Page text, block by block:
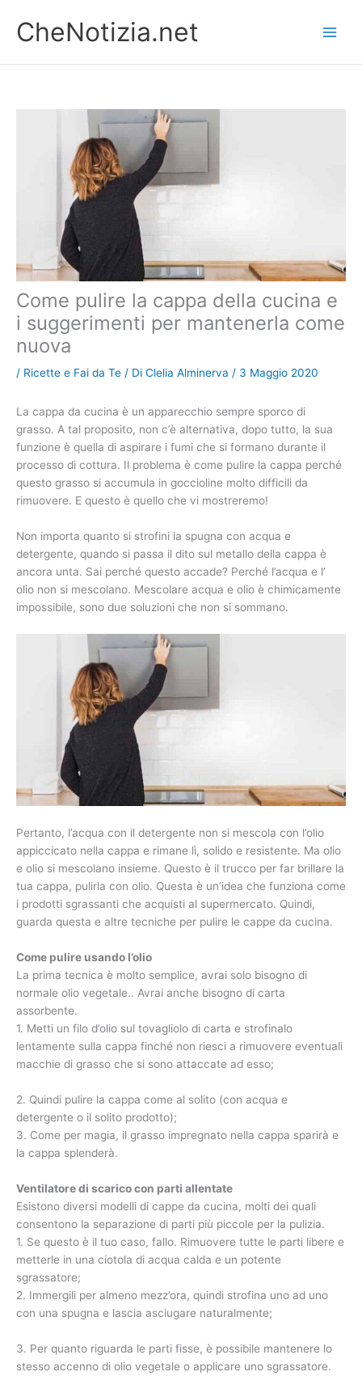
contenuto
CheNotizia.net
Come pulire la cappa della cucina e
i suggerimenti per mantenerla come
nuova
/ Ricette e Fai da Te / Di Clelia Alminerva / 3 Maggio 2020
La cappa da cucina è un apparecchio sempre sporco di
grasso. A tal proposito, non c’è alternativa, dopo tutto, la sua
funzione è quella di aspirare i fumi che si formano durante il
processo di cottura. Il problema è come pulire la cappa perché
questo grasso si accumula in goccioline molto difficili da
rimuovere. E questo è quello che vi mostreremo!
Non importa quanto si strofini la spugna con acqua e
detergente, quando si passa il dito sul metallo della cappa è
ancora unta. Sai perché questo accade? Perché l’acqua e l’
olio non si mescolano. Mescolare acqua e olio è chimicamente
impossibile, sono due soluzioni che non si sommano.
Pertanto, l’acqua con il detergente non si mescola con l’olio
appiccicato nella cappa e rimane lì, solido e resistente. Ma olio
e olio si mescolano insieme. Questo è il trucco per far brillare la
tua cappa, pulirla con olio. Questa è un’idea che funziona come
i prodotti sgrassanti che acquisti al supermercato. Quindi,
guarda questa e altre tecniche per pulire le cappe da cucina.
Come pulire usando l’olio
La prima tecnica è molto semplice, avrai solo bisogno di
normale olio vegetale.. Avrai anche bisogno di carta
assorbente.
1. Metti un filo d’olio sul tovagliolo di carta e strofinalo
lentamente sulla cappa finché non riesci a rimuovere eventuali
macchie di grasso che si sono attaccate ad esso;
2. Quindi pulire la cappa come al solito (con acqua e
detergente o il solito prodotto);
3. Come per magia, il grasso impregnato nella cappa sparirà e
la cappa splenderà.
Ventilatore di scarico con parti allentate
Esistono diversi modelli di cappe da cucina, molti dei quali
consentono la separazione di parti più piccole per la pulizia.
1. Se questo è il tuo caso, fallo. Rimuovere tutte le parti libere e
metterle in una ciotola di acqua calda e un potente
sgrassatore;
2. Immergili per almeno mezz’ora, quindi strofina uno ad uno
con una spugna e lascia asciugare naturalmente;
3. Per quanto riguarda le parti fisse, è possibile mantenere lo
stesso accenno di olio vegetale o applicare uno sgrassatore.